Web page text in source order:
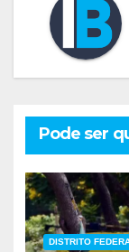
Pode ser
DISTRITO